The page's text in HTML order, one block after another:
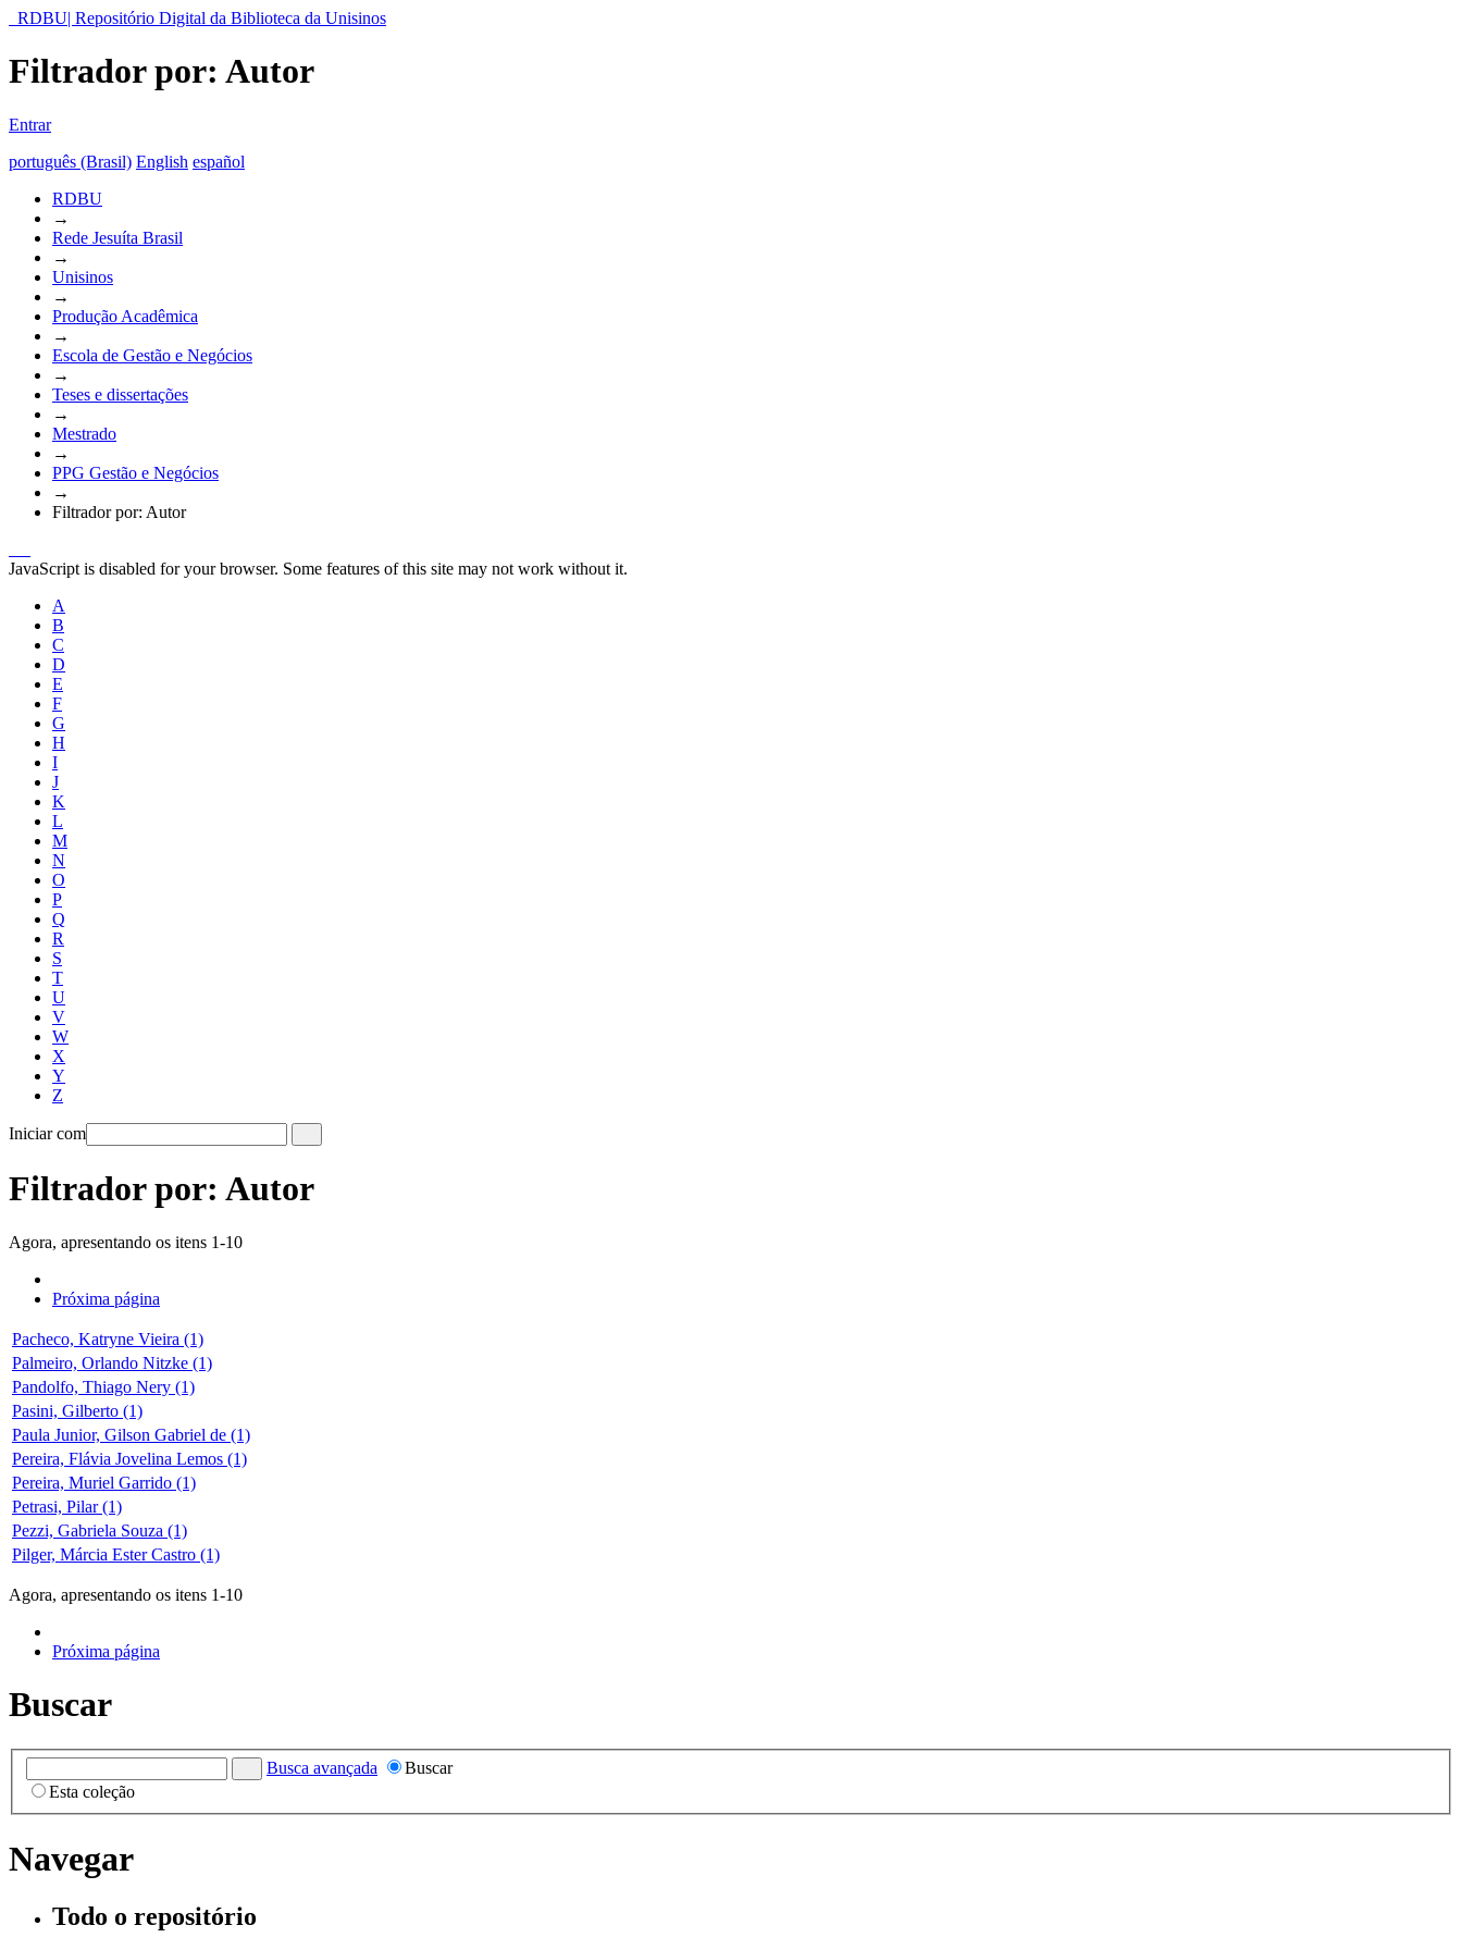
RDBU| Repositório Digital da Biblioteca da Unisinos
Filtrador por: Autor
Entrar
português (Brasil) English español
RDBU
→
Rede Jesuíta Brasil
→
Unisinos
→
Produção Acadêmica
→
Escola de Gestão e Negócios
→
Teses e dissertações
→
Mestrado
→
PPG Gestão e Negócios
→
Filtrador por: Autor
JavaScript is disabled for your browser. Some features of this site may not work without it.
A
B
C
D
E
F
G
H
I
J
K
L
M
N
O
P
Q
R
S
T
U
V
W
X
Y
Z
Iniciar com
Filtrador por: Autor
Agora, apresentando os itens 1-10
Próxima página
Pacheco, Katryne Vieira (1)
Palmeiro, Orlando Nitzke (1)
Pandolfo, Thiago Nery (1)
Pasini, Gilberto (1)
Paula Junior, Gilson Gabriel de (1)
Pereira, Flávia Jovelina Lemos (1)
Pereira, Muriel Garrido (1)
Petrasi, Pilar (1)
Pezzi, Gabriela Souza (1)
Pilger, Márcia Ester Castro (1)
Agora, apresentando os itens 1-10
Próxima página
Buscar
Busca avançada
Buscar
Esta coleção
Navegar
Todo o repositório